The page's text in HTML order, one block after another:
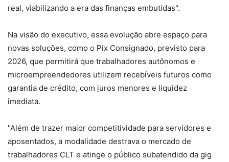
real, viabilizando a era das finanças embutidas".
Na visão do executivo, essa evolução abre espaço para
novas soluções, como o Pix Consignado, previsto para
2026, que permitirá que trabalhadores autônomos e
microempreendedores utilizem recebíveis futuros como
garantia de crédito, com juros menores e liquidez
imediata.
"Além de trazer maior competitividade para servidores e
aposentados, a modalidade destrava o mercado de
trabalhadores CLT e atinge o público subatendido da gig